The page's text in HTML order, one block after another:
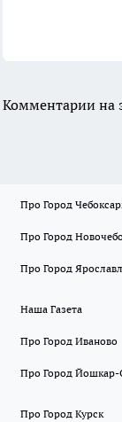
Комментарии на
Про Город
Про Город
Про Город
Наша Газета
Про Город Иваново
Про Город Йошкар-
Про Город Курск